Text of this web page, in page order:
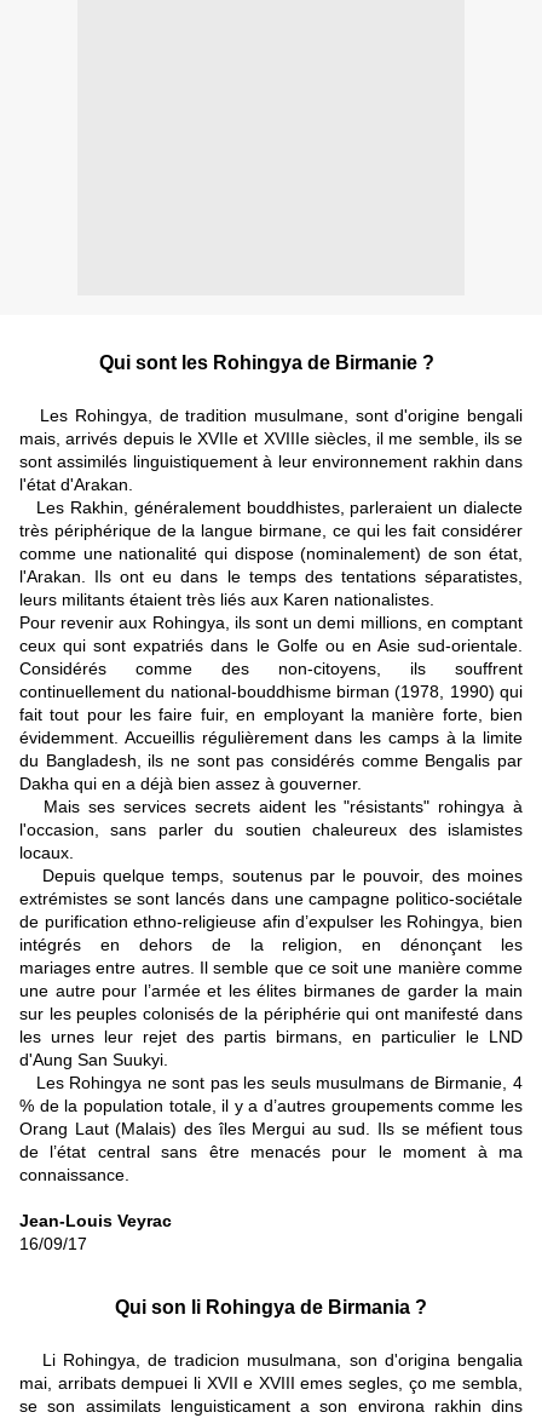
Qui sont les Rohingya de Birmanie ?
Les Rohingya, de tradition musulmane, sont d'origine bengali
mais, arrivés depuis le XVIIe et XVIIIe siècles, il me semble, ils se
sont assimilés linguistiquement à leur environnement rakhin dans
l'état d'Arakan.
Les Rakhin, généralement bouddhistes, parleraient un dialecte
très périphérique de la langue birmane, ce qui les fait considérer
comme une nationalité qui dispose (nominalement) de son état,
l'Arakan. Ils ont eu dans le temps des tentations séparatistes,
leurs militants étaient très liés aux Karen nationalistes.
Pour revenir aux Rohingya, ils sont un demi millions, en comptant
ceux qui sont expatriés dans le Golfe ou en Asie sud-orientale.
Considérés comme des non-citoyens, ils souffrent
continuellement du national-bouddhisme birman (1978, 1990) qui
fait tout pour les faire fuir, en employant la manière forte, bien
évidemment. Accueillis régulièrement dans les camps à la limite
du Bangladesh, ils ne sont pas considérés comme Bengalis par
Dakha qui en a déjà bien assez à gouverner.
Mais ses services secrets aident les "résistants" rohingya à
l'occasion, sans parler du soutien chaleureux des islamistes
locaux.
Depuis quelque temps, soutenus par le pouvoir, des moines
extrémistes se sont lancés dans une campagne politico-sociétale
de purification ethno-religieuse afin d’expulser les Rohingya, bien
intégrés en dehors de la religion, en dénonçant les
mariages entre autres. Il semble que ce soit une manière comme
une autre pour l’armée et les élites birmanes de garder la main
sur les peuples colonisés de la périphérie qui ont manifesté dans
les urnes leur rejet des partis birmans, en particulier le LND
d'Aung San Suukyi.
Les Rohingya ne sont pas les seuls musulmans de Birmanie, 4
% de la population totale, il y a d’autres groupements comme les
Orang Laut (Malais) des îles Mergui au sud. Ils se méfient tous
de l’état central sans être menacés pour le moment à ma
connaissance.
Jean-Louis Veyrac
16/09/17
Qui son li Rohingya de Birmania ?
Li Rohingya, de tradicion musulmana, son d'origina bengalia
mai, arribats dempuei li XVII e XVIII emes segles, ço me sembla,
se son assimilats lenguisticament a son environa rakhin dins